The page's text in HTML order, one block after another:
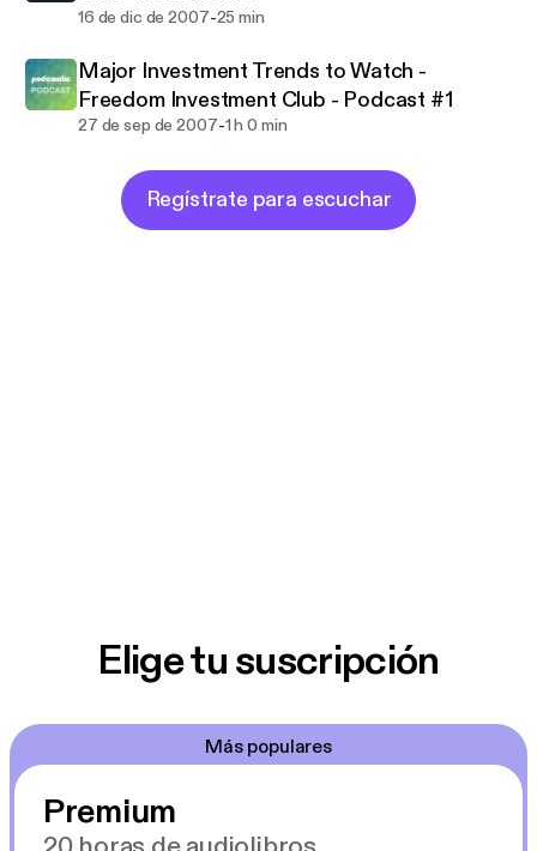
16 de dic de 2007-25 min
Major Investment Trends to Watch -
Freedom Investment Club - Podcast #1
27 de sep de 2007-1 h 0 min
Regístrate para escuchar
Elige tu suscripción
Más populares
Premium